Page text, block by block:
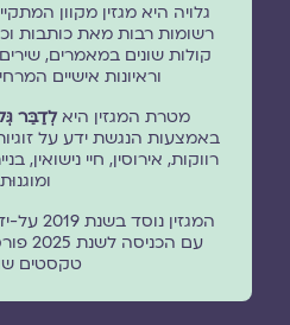
גלויה היא מגזין מקוון
רשומות רבות מאת כותבות
קולות שונים במאמרים,
וראיונות אישיים
מטרת המגזין היאלְדַבֵּר
באמצעות הנגשת ידע על
רווקות, אירוסין, חיי נישואין,
ומוגנוּת.
המגזין
טקסטים